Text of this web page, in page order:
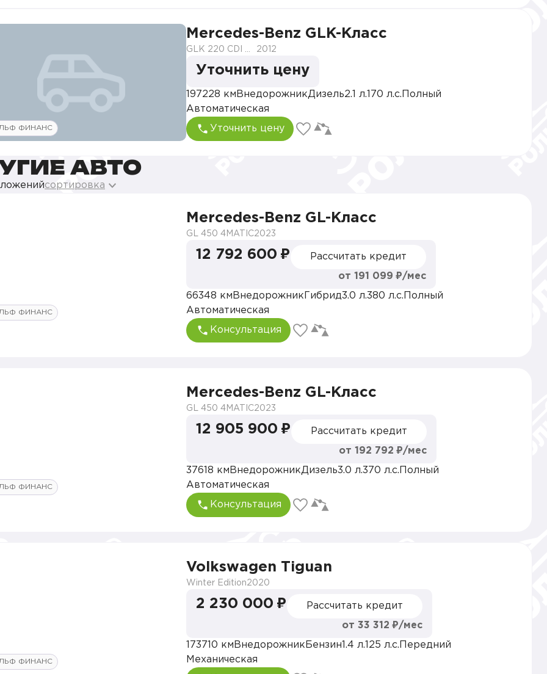
ФИНАНС
Mercedes-Benz GLK-Класс
2012
Уточнить цену
197228 км ВнедорожникДизель2.1 л. 170 л.с. Полный
Автоматическая
Уточнить цену
АВТО
сортировка
ФИНАНС
Mercedes-Benz GL-Класс
GL 450 4MATIC2023
12 792 600 ₽ Рассчитать кредит
от 191 099 ₽/мес
66348 км Внедорожник Гибрид3.0 л.380 л.с. Полный
Автоматическая
Консультация
ФИНАНС
Mercedes-Benz GL-Класс
GL 450 4MATIC2023
12 905 900 ₽ Рассчитать кредит
от 192 792 ₽/мес
37618 км ВнедорожникДизель3.0 л.370 л.с. Полный
Автоматическая
Консультация
ФИНАНС
Volkswagen Tiguan
Winter Edition2020
2 230 000 ₽ Рассчитать кредит
от 33 312 ₽/мес
173710 км Внедорожник Бензин 1.4 л. 125 л.с. Передний
Механическая